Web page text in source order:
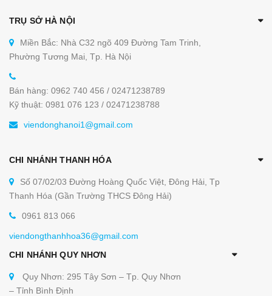
TRỤ SỞ HÀ NỘI
Miền Bắc: Nhà C32 ngõ 409 Đường Tam Trinh,
Phường Tương Mai, Tp. Hà Nội
Bán hàng: 0962 740 456 / 02471238789
Kỹ thuật: 0981 076 123 / 02471238788
viendonghanoi1@gmail.com
CHI NHÁNH THANH HÓA
Số 07/02/03 Đường Hoàng Quốc Việt, Đông Hải, Tp
Thanh Hóa (Gần Trường THCS Đông Hải)
0961 813 066
viendongthanhhoa36@gmail.com
CHI NHÁNH QUY NHƠN
Quy Nhơn: 295 Tây Sơn – Tp. Quy Nhơn
– Tỉnh Bình Định